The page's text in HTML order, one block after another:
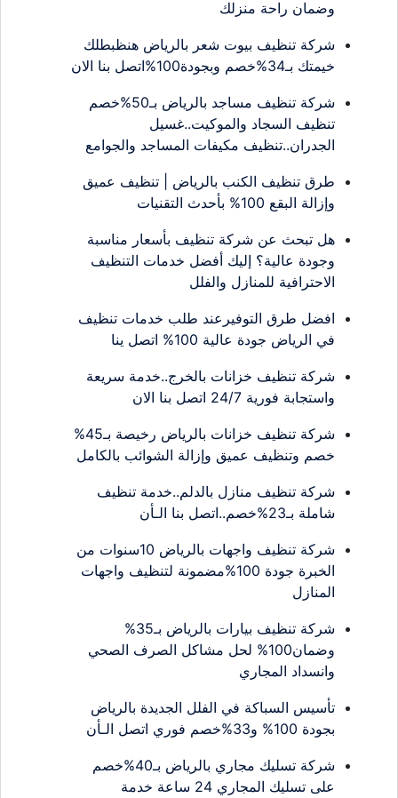
وضمان راحة منزلك
شركة تنظيف بيوت شعر بالرياض هنظبطلك
خيمتك بـ34%خصم وبجودة100%اتصل بنا الان
شركة تنظيف مساجد بالرياض بـ50%خصم
تنظيف السجاد والموكيت..غسيل
الجدران..تنظيف مكيفات المساجد والجوامع
طرق تنظيف الكنب بالرياض | تنظيف عميق
وإزالة البقع 100% بأحدث التقنيات
هل تبحث عن شركة تنظيف بأسعار مناسبة
وجودة عالية؟ إليك أفضل خدمات التنظيف
الاحترافية للمنازل والفلل
افضل طرق التوفيرعند طلب خدمات تنظيف
في الرياض جودة عالية 100% اتصل ينا
شركة تنظيف خزانات بالخرج..خدمة سريعة
واستجابة فورية 24/7 اتصل بنا الان
شركة تنظيف خزانات بالرياض رخيصة بـ45%
خصم وتنظيف عميق وإزالة الشوائب بالكامل
شركة تنظيف منازل بالدلم..خدمة تنظيف
شاملة بـ23%خصم..اتصل بنا الـأن
شركة تنظيف واجهات بالرياض 10سنوات من
الخبرة جودة 100%مضمونة لتنظيف واجهات
المنازل
شركة تنظيف بيارات بالرياض بـ35%
وضمان100% لحل مشاكل الصرف الصحي
وانسداد المجاري
تأسيس السباكة في الفلل الجديدة بالرياض
بجودة 100% و33%خصم فوري اتصل الـأن
شركة تسليك مجاري بالرياض بـ40%خصم
على تسليك المجاري 24 ساعة خدمة